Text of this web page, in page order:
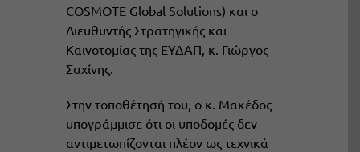
COSMOTE Global Solutions) και ο
Διευθυντής Στρατηγικής και
Καινοτομίας της ΕΥΔΑΠ, κ. Γιώργος
Σαχίνης.
Στην τοποθέτησή του, ο κ. Μακέδος
υπογράμμισε ότι οι υποδομές δεν
αντιμετωπίζονται πλέον ως τεχνικά